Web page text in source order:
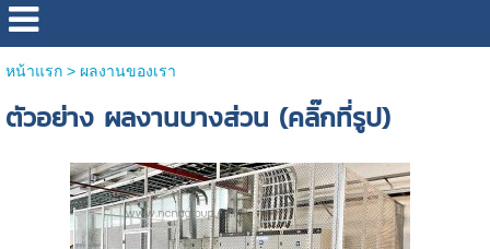
หน้าแรก> ผลงานของเรา
ตัวอย่าง ผลงานบางส่วน (คลิ๊กที่รูป)